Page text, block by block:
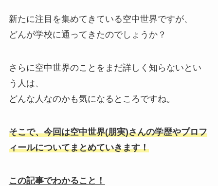
新たに注目を集めてきている空中世界ですが、
どんが学校に通ってきたのでしょうか？
さらに空中世界のことをまだ詳しく知らないとい
う人は、
どんな人なのかも気になるところですね。
そこで、今回は空中世界(朋実)さんの学歴やプロフ
ィールについてまとめていきます！
この記事でわかること！